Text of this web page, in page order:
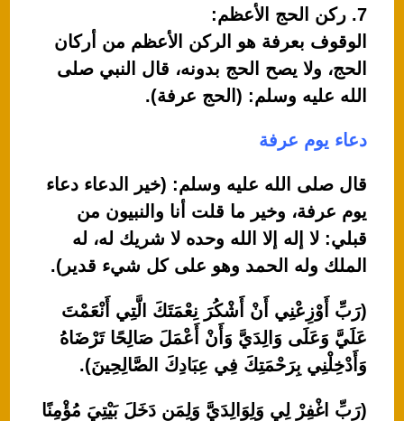
7. ركن الحج الأعظم:
الوقوف بعرفة هو الركن الأعظم من أركان
الحج، ولا يصح الحج بدونه، قال النبي صلى
الله عليه وسلم: (الحج عرفة).
دعاء يوم عرفة
قال صلى الله عليه وسلم: (خير الدعاء دعاء
يوم عرفة، وخير ما قلت أنا والنبيون من
قبلي: لا إله إلا الله وحده لا شريك له، له
الملك وله الحمد وهو على كل شيء قدير).
(رَبِّ أَوْزِعْنِي أَنْ أَشْكُرَ نِعْمَتَكَ الَّتِي أَنْعَمْتَ
عَلَيَّ وَعَلَى وَالِدَيَّ وَأَنْ أَعْمَلَ صَالِحًا تَرْضَاهُ
وَأَدْخِلْنِي بِرَحْمَتِكَ فِي عِبَادِكَ الصَّالِحِينَ).
(رَبِّ اغْفِرْ لِي وَلِوَالِدَيَّ وَلِمَن دَخَلَ بَيْتِيَ مُؤْمِنًا